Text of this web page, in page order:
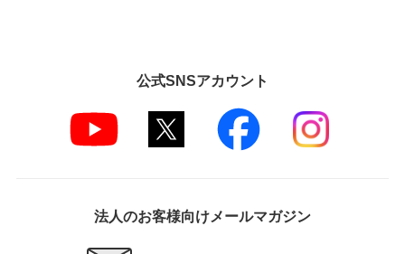
公式SNSアカウント
法人のお客様向けメールマガジン